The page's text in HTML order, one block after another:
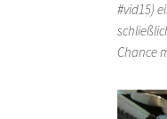
#vid15)
Chance